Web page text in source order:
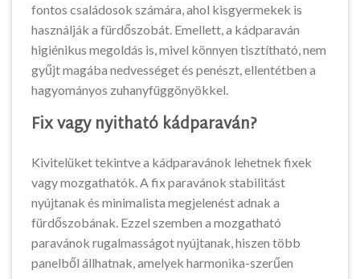
fontos családosok számára, ahol kisgyermekek is
használják a fürdőszobát. Emellett, a kádparaván
higiénikus megoldás is, mivel könnyen tisztítható, nem
gyűjt magába nedvességet és penészt, ellentétben a
hagyományos zuhanyfüggönyökkel.
Fix vagy nyitható kádparaván?
Kivitelüket tekintve a kádparavánok lehetnek fixek
vagy mozgathatók. A fix paravánok stabilitást
nyújtanak és minimalista megjelenést adnak a
fürdőszobának. Ezzel szemben a mozgatható
paravánok rugalmasságot nyújtanak, hiszen több
panelből állhatnak, amelyek harmonika-szerűen